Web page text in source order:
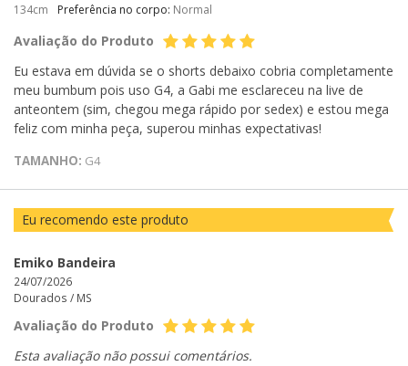
134cm
Preferência no corpo: Normal
Avaliação do Produto
Eu estava em dúvida se o shorts debaixo cobria completamente
meu bumbum pois uso G4, a Gabi me esclareceu na live de
anteontem (sim, chegou mega rápido por sedex) e estou mega
feliz com minha peça, superou minhas expectativas!
TAMANHO: G4
Eu recomendo este produto
Emiko Bandeira
24/07/2026
Dourados / MS
Avaliação do Produto
Esta avaliação não possui comentários.